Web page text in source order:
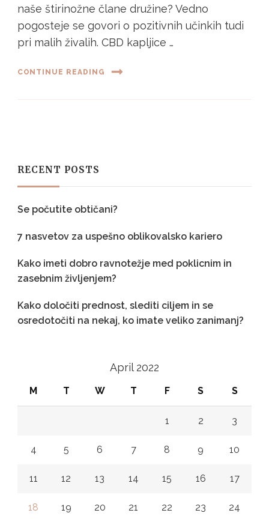
naše štirinožne člane družine? Vedno
pogosteje se govori o pozitivnih učinkih tudi
pri malih živalih. CBD kapljice …
CONTINUE READING
RECENT POSTS
Se počutite obtičani?
7 nasvetov za uspešno oblikovalsko kariero
Kako imeti dobro ravnotežje med poklicnim in
zasebnim življenjem?
Kako določiti prednost, slediti ciljem in se
osredotočiti na nekaj, ko imate veliko zanimanj?
April 2022
M T W T F S S
1 2 3
4 5 6 7 8 9 10
11 12 13 14 15 16 17
18 19 20 21 22 23 24